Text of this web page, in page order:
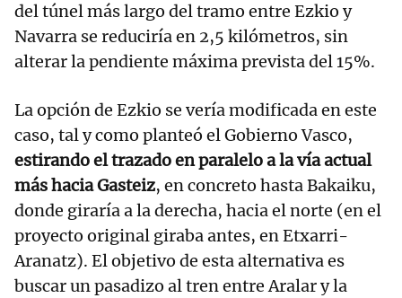
del túnel más largo del tramo entre Ezkio y
Navarra se reduciría en 2,5 kilómetros, sin
alterar la pendiente máxima prevista del 15%.
La opción de Ezkio se vería modificada en este
caso, tal y como planteó el Gobierno Vasco,
estirando el trazado en paralelo a la vía actual
más hacia Gasteiz, en concreto hasta Bakaiku,
donde giraría a la derecha, hacia el norte (en el
proyecto original giraba antes, en Etxarri-
Aranatz). El objetivo de esta alternativa es
buscar un pasadizo al tren entre Aralar y la